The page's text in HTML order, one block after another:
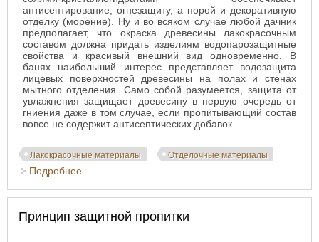
антисептирование, огнезащиту, а порой и декоративную
отделку (морение). Ну и во всяком случае любой дачник
предполагает, что окраска древесины лакокрасочным
составом должна придать изделиям водопарозащитные
свойства и красивый внешний вид одновременно. В
банях наибольший интерес представляет водозащита
лицевых поверхностей древесины на полах и стенах
мытного отделения. Само собой разумеется, защита от
увлажнения защищает древесину в первую очередь от
гниения даже в том случае, если пропитывающий состав
вовсе не содержит антисептических добавок.
Лакокрасочные материалы Отделочные материалы
Подробнее
Принцип защитной пропитки